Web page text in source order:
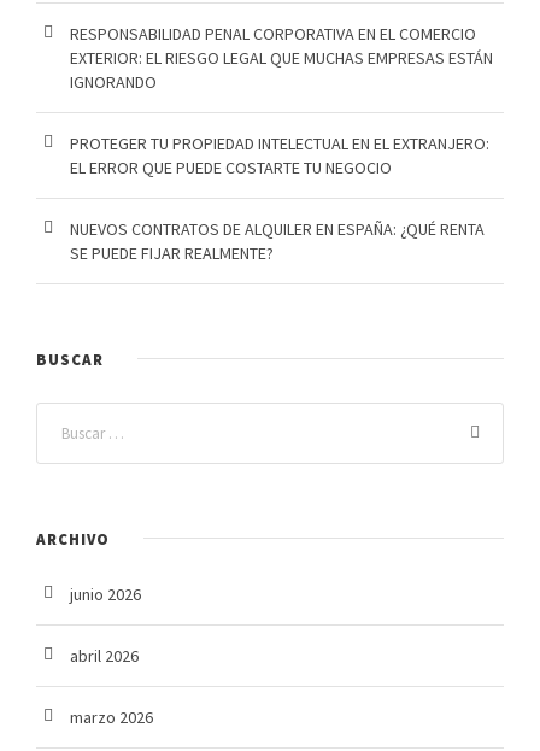
RESPONSABILIDAD PENAL CORPORATIVA EN EL COMERCIO
EXTERIOR: EL RIESGO LEGAL QUE MUCHAS EMPRESAS ESTÁN
IGNORANDO
PROTEGER TU PROPIEDAD INTELECTUAL EN EL EXTRANJERO:
EL ERROR QUE PUEDE COSTARTE TU NEGOCIO
NUEVOS CONTRATOS DE ALQUILER EN ESPAÑA: ¿QUÉ RENTA
SE PUEDE FIJAR REALMENTE?
BUSCAR
ARCHIVO
junio 2026
abril 2026
marzo 2026